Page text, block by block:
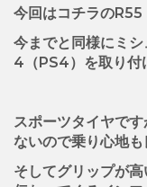
今回はコチラの
今までと同様にミ
4（PS4）を取り付
スポーツタイヤで
ないので乗り心地も
そしてグリップが